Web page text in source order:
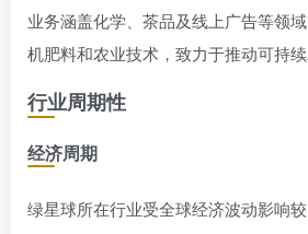
业务涵盖化学、茶品及线上广告等领
机肥料和农业技术，致力于推动可持续
行业周期性
经济周期
绿星球所在行业受全球经济波动影响